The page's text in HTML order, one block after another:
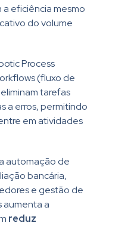
eficiência mesmo
do volume
Process
(fluxo de
tarefas
a erros, permitindo
em atividades
automação de
bancária,
e gestão de
aumenta a
reduz